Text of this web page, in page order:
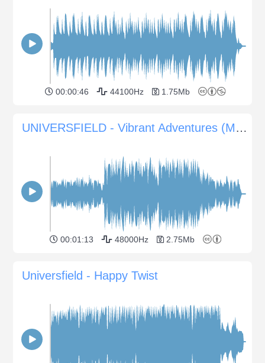
00:00:46 44100Hz 1.75Mb
UNIVERSFIELD - Vibrant Adventures (Mélodies entraînantes pour les vidéos d'aventure)
00:01:13 48000Hz 2.75Mb
Universfield - Happy Twist